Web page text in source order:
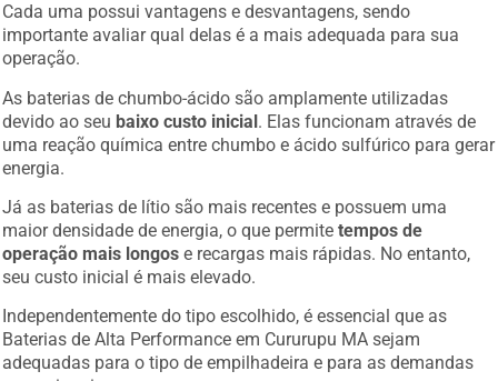
Cada uma possui vantagens e desvantagens, sendo
importante avaliar qual delas é a mais adequada para sua
operação.
As baterias de chumbo-ácido são amplamente utilizadas
devido ao seu baixo custo inicial. Elas funcionam através de
uma reação química entre chumbo e ácido sulfúrico para gerar
energia.
Já as baterias de lítio são mais recentes e possuem uma
maior densidade de energia, o que permitetempos de
operação mais longos e recargas mais rápidas. No entanto,
seu custo inicial é mais elevado.
Independentemente do tipo escolhido, é essencial que as
Baterias de Alta Performance em Cururupu MA sejam
adequadas para o tipo de empilhadeira e para as demandas